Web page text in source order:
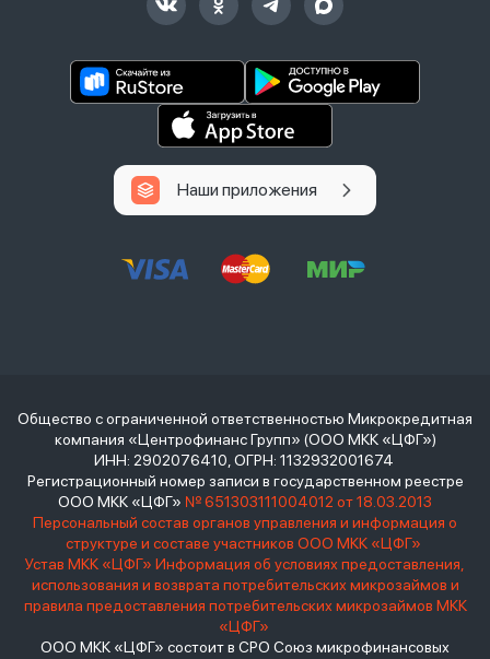
Наши приложения
Общество с ограниченной ответственностью Микрокредитная
компания «Центрофинанс Групп» (ООО МКК «ЦФГ»)
ИНН: 2902076410, ОГРН: 1132932001674
Регистрационный номер записи в государственном реестре
ООО МКК «ЦФГ» № 651303111004012 от 18.03.2013
Персональный состав органов управления и информация о
структуре и составе участников ООО МКК «ЦФГ»
Устав МКК «ЦФГ» Информация об условиях предоставления,
использования и возврата потребительских микрозаймов и
правила предоставления потребительских микрозаймов МКК
«ЦФГ»
ООО МКК «ЦФГ» состоит в СРО Союз микрофинансовых